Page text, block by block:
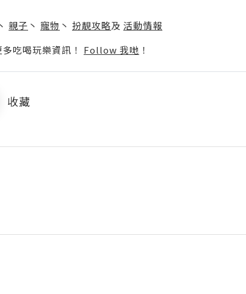
親子 丶 寵物 丶 扮靚攻略及 活動情報
吃喝玩樂資訊！ Follow 我哋 ！
收藏